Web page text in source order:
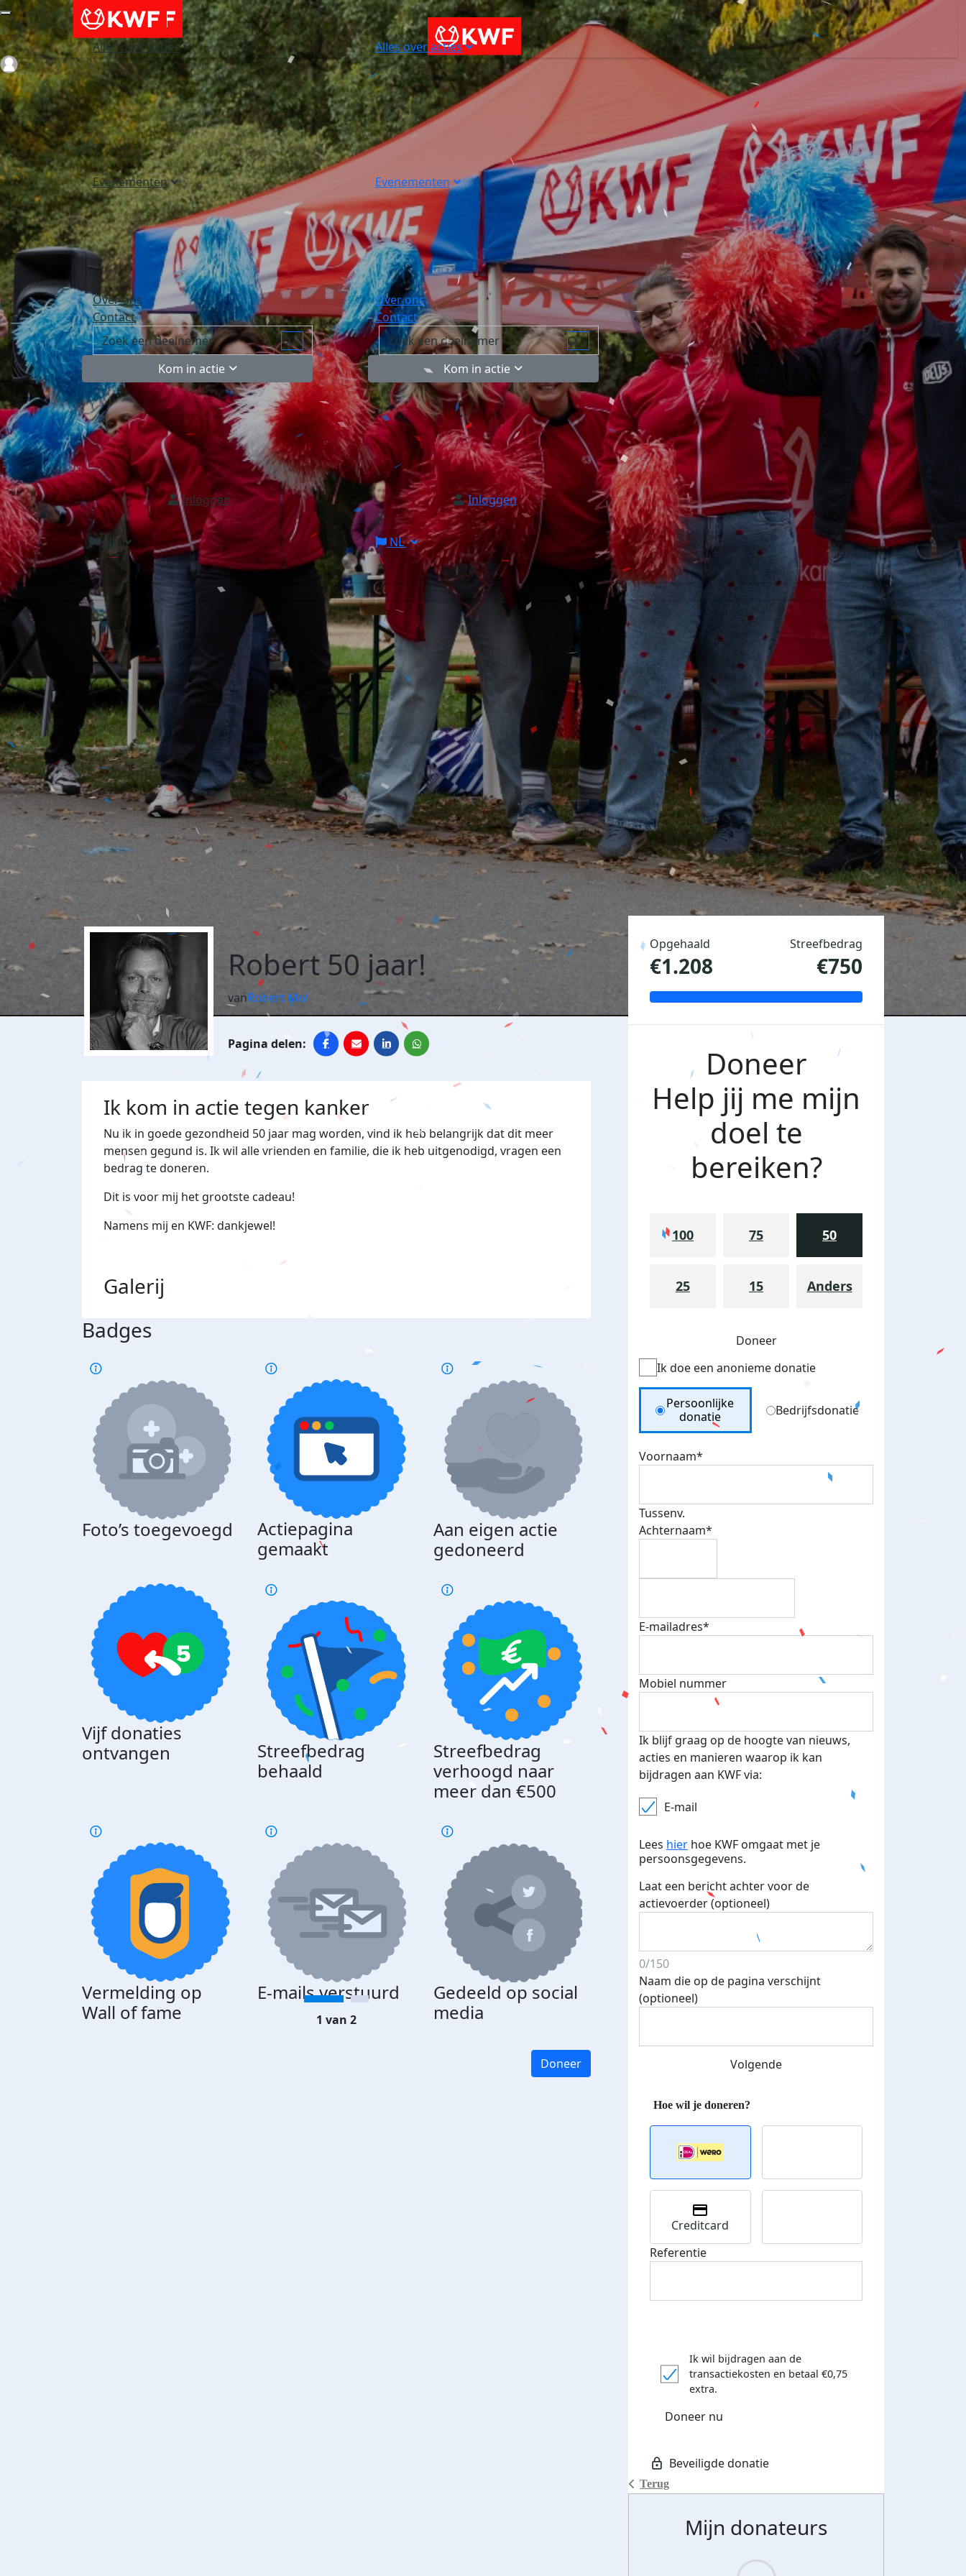
Alles over acties
Evenementen
Over ons
Contact
Kom in actie
Inloggen
NL
Alles over acties
Evenementen
Over ons
Contact
Kom in actie
Inloggen
NL
Login
Robert 50 jaar!
vanRobert Mol
Ik kom in actie tegen kanker
Nu ik in goede gezondheid 50 jaar mag worden, vind ik heb belangrijk dat dit meer
mensen gegund is. Ik wil alle vrienden en familie, die ik heb uitgenodigd, vragen een
bedrag te doneren.
Dit is voor mij het grootste cadeau!
Namens mij en KWF: dankjewel!
Galerij
Badges
Foto’s toegevoegd
Actiepagina
gemaakt
Aan eigen actie
gedoneerd
Vijf donaties
ontvangen
Streefbedrag
behaald
Streefbedrag
verhoogd naar
meer dan €500
Vermelding op
Wall of fame
E-mails verstuurd
Gedeeld op social
media
Donateurs
1 van 2
Doneer
Opgehaald
€1.208
Streefbedrag
€750
Doneer
Help jij me mijn
doel te
bereiken?
100 75 50
25 15 Anders
Doneer
Ik doe een anonieme donatie
Donation Type
Persoonlijke
donatie
Bedrijfsdonatie
Voornaam*
Tussenv.
Achternaam*
E-mailadres*
Mobiel nummer
Ik blijf graag op de hoogte van nieuws,
acties en manieren waarop ik kan
bijdragen aan KWF via:
E-mail
Lees hier hoe KWF omgaat met je
persoonsgegevens.
Laat een bericht achter voor de
actievoerder (optioneel)
0/150
Naam die op de pagina verschijnt
(optioneel)
Volgende
Terug
Creditcard
Referentie
Ik wil bijdragen aan de
transactiekosten en betaal €0,75
extra.
Doneer nu
Mijn donateurs